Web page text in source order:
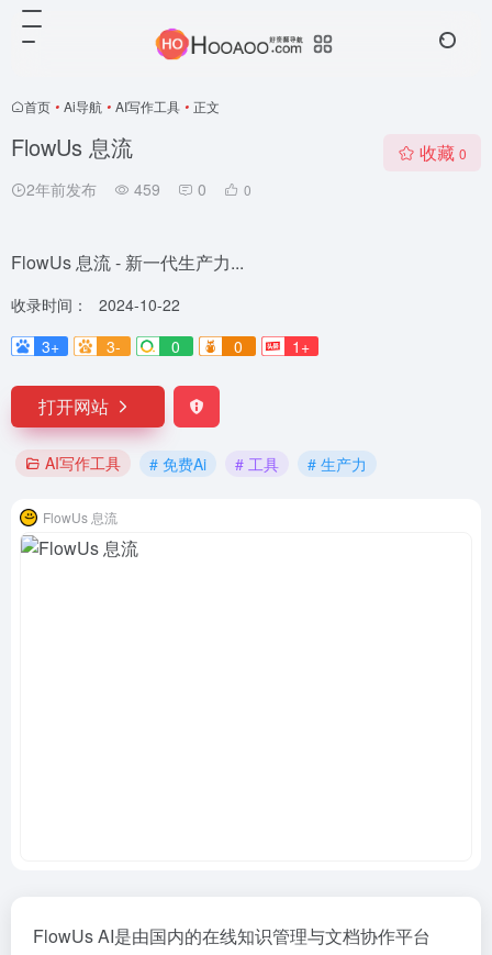
首页 • Ai导航 • AI写作工具 • 正文
FlowUs 息流
2年前发布 459 0 0
收藏 0
FlowUs 息流 - 新一代生产力...
收录时间：
2024-10-22
3+
3- 0 0 1+
打开网站
AI写作工具 # 免费Ai # 工具 # 生产力
FlowUs 息流
FlowUs AI是由国内的在线知识管理与文档协作平台